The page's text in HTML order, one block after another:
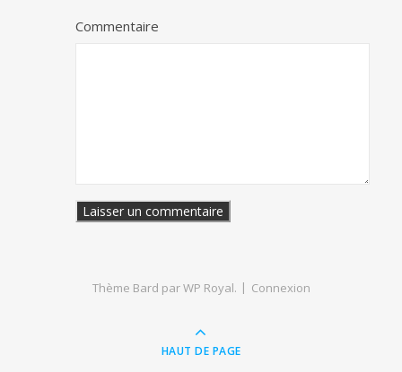
Commentaire
Thème Bard parWP Royal. Connexion
HAUT DE PAGE